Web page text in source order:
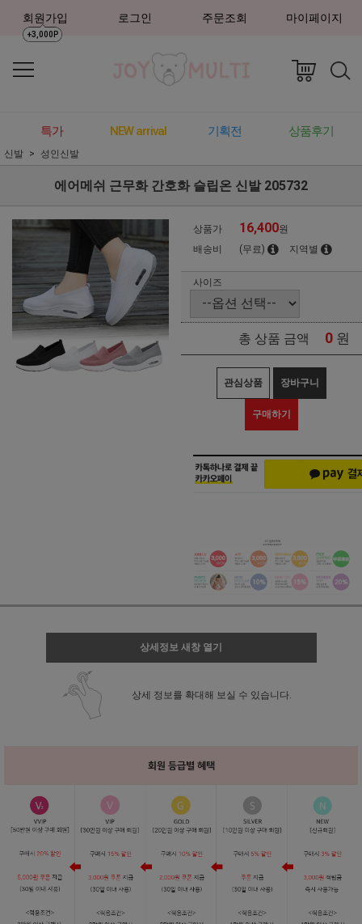
회원가입
+3,000P
로그인 주문조회 마이페이지
특가 NEW arrival 기획전 상품후기
신발 성인신발
에어메쉬 근무화 간호화 슬립온 신발 205732
상품가 16,400원
배송비
(무료) 지역별
사이즈
총 상품 금액 0 원
관심상품 장바구니
구매하기
상세정보 새창 열기
상세 정보를 확대해 보실 수 있습니다.